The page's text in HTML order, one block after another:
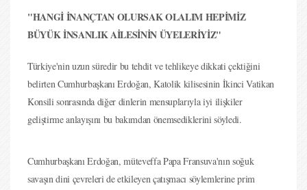
"HANGİ İNANÇTAN OLURSAK OLALIM HEPİMİZ
BÜYÜK İNSANLIK AİLESİNİN ÜYELERİYİZ"
Türkiye'nin uzun süredir bu tehdit ve tehlikeye dikkati çektiğini
belirten Cumhurbaşkanı Erdoğan, Katolik kilisesinin İkinci Vatikan
Konsili sonrasında diğer dinlerin mensuplarıyla iyi ilişkiler
geliştirme anlayışını bu bakımdan önemsediklerini söyledi.
Cumhurbaşkanı Erdoğan, müteveffa Papa Fransuva'nın soğuk
savaşın dini çevreleri de etkileyen çatışmacı söylemlerine prim